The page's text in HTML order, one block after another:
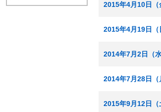
2015年4月10日
2015年4月19日
2014年7月2日（
2014年7月28日（
2015年9月12日